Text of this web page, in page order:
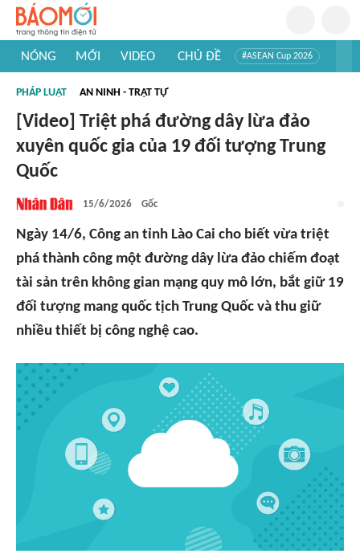
NÓNG MỚI VIDEO CHỦ ĐỀ #ASEAN Cup 2026
#Khám phá thế giới
PHÁP LUẬT AN NINH - TRẬT TỰ
[Video] Triệt phá đường dây lừa đảo
xuyên quốc gia của 19 đối tượng Trung
Quốc
15/6/2026 Gốc
Ngày 14/6, Công an tỉnh Lào Cai cho biết vừa triệt
phá thành công một đường dây lừa đảo chiếm đoạt
tài sản trên không gian mạng quy mô lớn, bắt giữ 19
đối tượng mang quốc tịch Trung Quốc và thu giữ
nhiều thiết bị công nghệ cao.